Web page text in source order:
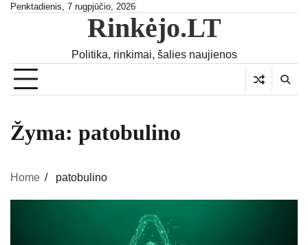
SkipPenktadienis, 7 rugpjūčio, 2026
Rinkėjo.LT
Politika, rinkimai, šalies naujienos
Žyma: patobulino
Home patobulino